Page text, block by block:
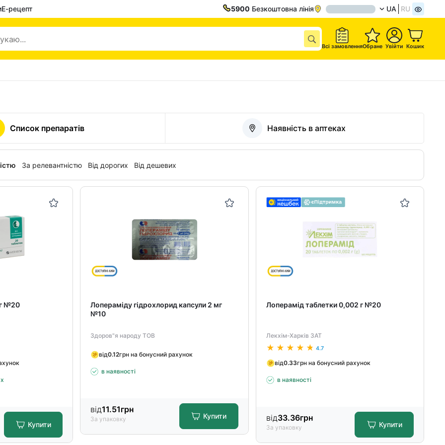
Е-рецепт 5900 Безкоштовна лінія UA RU
Всі замовленняОбране Увійти Кошик
Список препаратів Наявність в аптеках
За релевантністю Від дорогих Від дешевих
№20
Купити
Лопераміду гідрохлорид капсули 2 мг
№10
Здоров"я народу ТОВ
від0.12грн на бонусний рахунок
в наявності
від11.51грн
За упаковку Купити
Лоперамід таблетки 0,002 г №20
Лекхім-Харків ЗАТ
4.7
від0.33грн на бонусний рахунок
в наявності
від33.36грн
За упаковку Купити